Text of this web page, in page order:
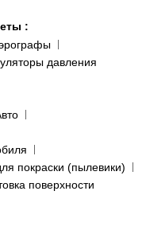
:
давления
покраски (пылевики)
поверхности